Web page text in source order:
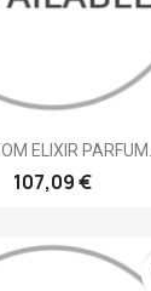
Vista rápida
ELIXIR PARFUM...
107,09 €